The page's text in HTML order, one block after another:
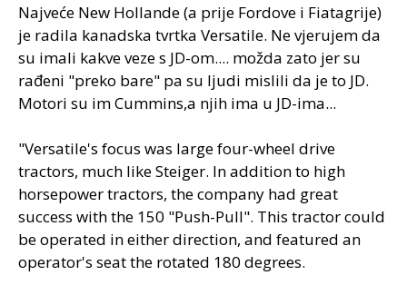
Najveće New Hollande (a prije Fordove i Fiatagrije)
je radila kanadska tvrtka Versatile. Ne vjerujem da
su imali kakve veze s JD-om.... možda zato jer su
rađeni "preko bare" pa su ljudi mislili da je to JD.
Motori su im Cummins,a njih ima u JD-ima...
"Versatile's focus was large four-wheel drive
tractors, much like Steiger. In addition to high
horsepower tractors, the company had great
success with the 150 "Push-Pull". This tractor could
be operated in either direction, and featured an
operator's seat the rotated 180 degrees.